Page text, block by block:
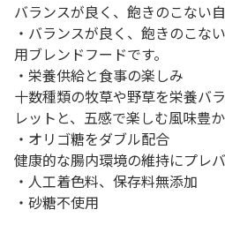
バランスが良く、飽きのこない
・バランスが良く、飽きのこな
用ブレンドフードです。
・栄養供給と食事の楽しみ
十数種類の牧草や野草を栄養バ
レットと、五感で楽しむ風味豊
・オリゴ糖をダブル配合
健康的な腸内環境の維持にプレ
・人工着色料、保存料無添加
・砂糖不使用